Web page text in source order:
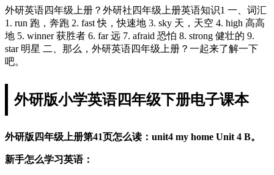
外研英语四年级上册？外研社四年级上册英语知识1 一、词汇
1. run 跑，奔跑 2. fast 快，快速地 3. sky 天，天空 4. high 高高
地 5. winner 获胜者 6. far 远 7. afraid 恐怕 8. strong 健壮的 9.
star 明星 二、那么，外研英语四年级上册？一起来了解一下
吧。
外研版小学英语四年级下册电子课本
外研版四年级上册第41页怎么读：unit4 my home Unit 4 B。
新手怎么学习英语：